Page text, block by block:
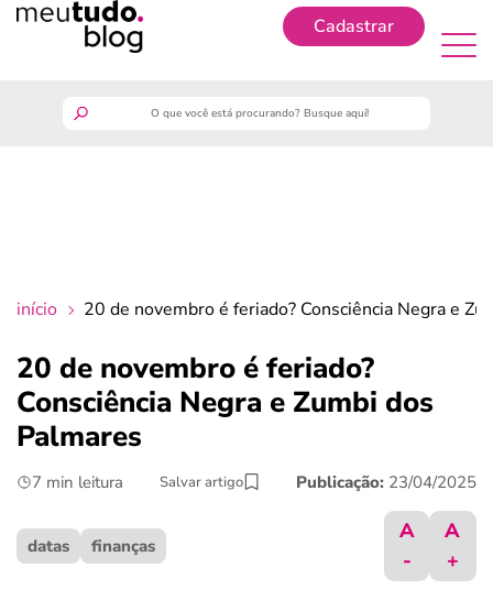
Cadastrar
crédito fácil
início 20 de novembro é feriado? Consciência Negra e
20 de novembro é feriado?
Consciência Negra e Zumbi dos
Palmares
7 min leitura Salvar artigo Publicação: 23/04/2025
datas finanças
A
-
A
+